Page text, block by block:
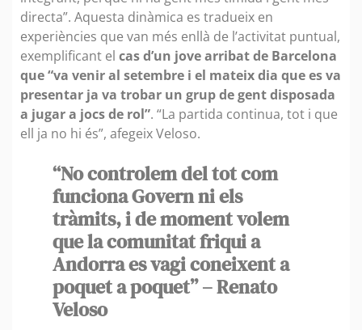
directa”. Aquesta dinàmica es tradueix en
experiències que van més enllà de l’activitat puntual,
exemplificant el cas d’un jove arribat de Barcelona
que “va venir al setembre i el mateix dia que es va
presentar ja va trobar un grup de gent disposada
a jugar a jocs de rol”. “La partida continua, tot i que
ell ja no hi és”, afegeix Veloso.
“No controlem del tot com
funciona Govern ni els
tràmits, i de moment volem
que la comunitat friqui a
Andorra es vagi coneixent a
poquet a poquet” – Renato
Veloso